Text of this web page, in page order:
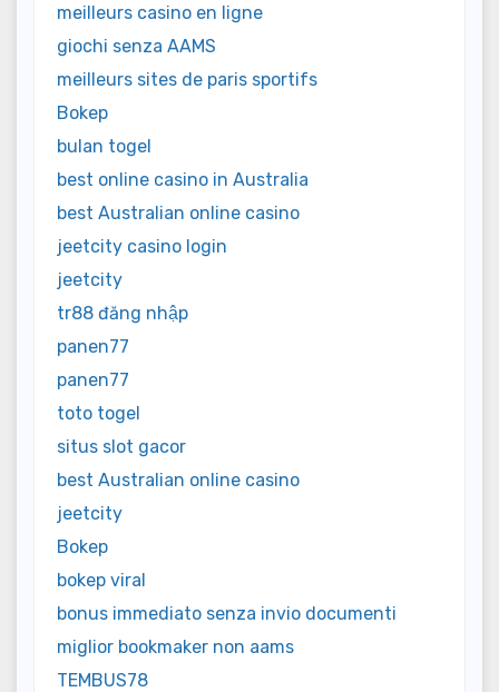
meilleurs casino en ligne
giochi senza AAMS
meilleurs sites de paris sportifs
Bokep
bulan togel
best online casino in Australia
best Australian online casino
jeetcity casino login
jeetcity
tr88 đăng nhập
panen77
panen77
toto togel
situs slot gacor
best Australian online casino
jeetcity
Bokep
bokep viral
bonus immediato senza invio documenti
miglior bookmaker non aams
TEMBUS78